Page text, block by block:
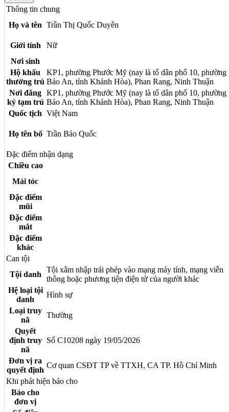
Thông tin chung
Họ và tên Trần Thị Quốc Duyên
Giới tính
Nữ
Nơi sinh
Hộ khẩu
thường trú
KP1, phường Phước Mỹ (nay là tổ dân phố 10, phường
Bảo An, tỉnh Khánh Hòa), Phan Rang, Ninh Thuận
Nơi đăng
ký tạm trú
KP1, phường Phước Mỹ (nay là tổ dân phố 10, phường
Bảo An, tỉnh Khánh Hòa), Phan Rang, Ninh Thuận
Quốc tịch Việt Nam
Họ tên bố Trần Bảo Quốc
Đặc điểm nhận dạng
Chiều cao
Mái tóc
Đặc điểm
mũi
Đặc điểm
mắt
Đặc điểm
khác
Can tội
Tội danh
Tội xâm nhập trái phép vào mạng máy tính, mạng viễn
thông hoặc phương tiện điện tử của người khác
Hệ loại tội
danh
Hình sự
Loại truy
nã
Thường
Quyết
định truy
nã
Số C10208 ngày 19/05/2026
Đơn vị ra
quyết định
Cơ quan CSĐT TP về TTXH, CA TP. Hồ Chí Minh
Khi phát hiện báo cho
Báo cho
đơn vị